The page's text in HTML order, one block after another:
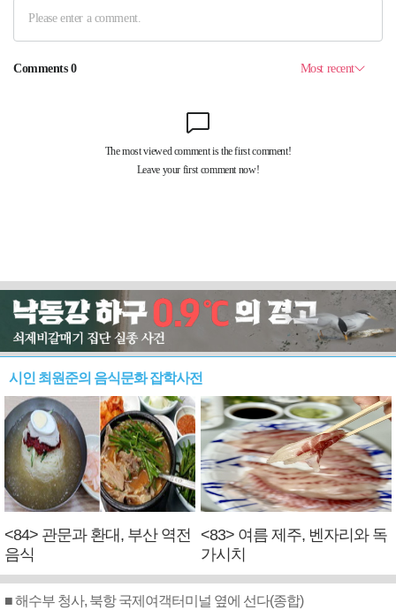
시인 최원준의 음식문화 잡학사전
<84> 관문과 환대, 부산 역전
음식
<83> 여름 제주, 벤자리와 독
가시치
■ 해수부 청사, 북항 국제여객터미널 옆에 선다(종합)